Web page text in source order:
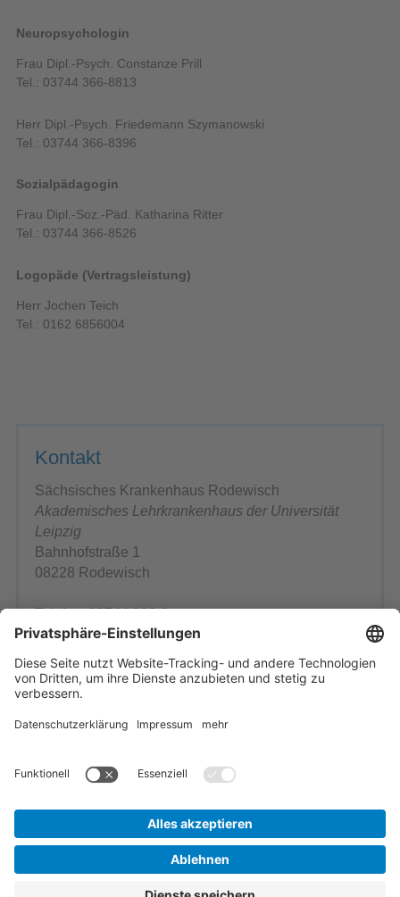
Neuropsychologin
Frau Dipl.-Psych. Constanze Prill
Tel.: 03744 366-8813
Herr Dipl.-Psych. Friedemann Szymanowski
Tel.: 03744 366-8396
Sozialpädagogin
Frau Dipl.-Soz.-Päd. Katharina Ritter
Tel.: 03744 366-8526
Logopäde (Vertragsleistung)
Herr Jochen Teich
Tel.: 0162 6856004
Kontakt
Sächsisches Krankenhaus Rodewisch
Akademisches Lehrkrankenhaus der Universität
Leipzig
Bahnhofstraße 1
08228 Rodewisch
Telefon: 03744 366-0
Telefax: 03744 366-1199
E-Mail schreiben
Inhaltsübersicht Impressum
Datenschutz Barrierefreiheit